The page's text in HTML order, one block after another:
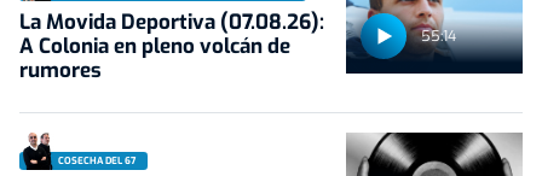
55:14
La Movida Deportiva (07.08.26):
A Colonia en pleno volcán de
rumores
COSECHA DEL 67